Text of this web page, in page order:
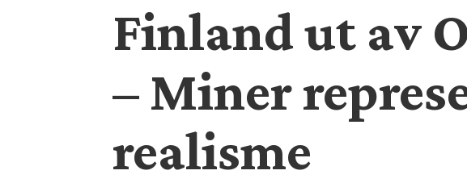
Finland ut av
– Miner
realisme